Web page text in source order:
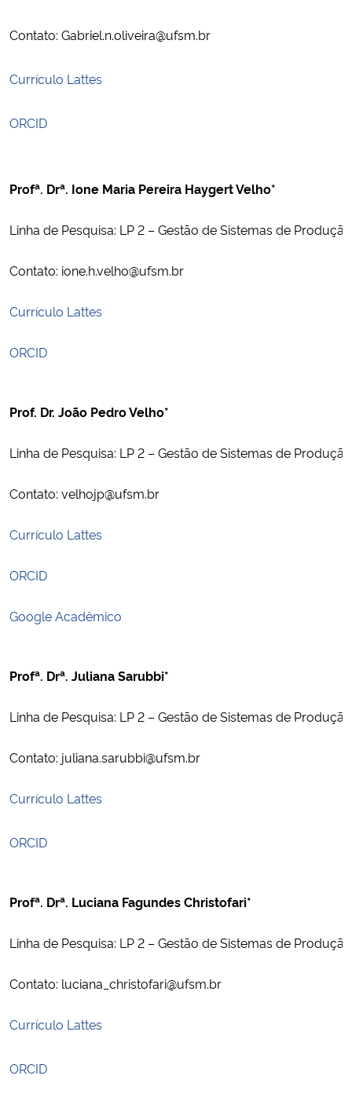
Contato: Gabriel.n.oliveira@ufsm.br
Currículo Lattes
ORCID
Profª. Drª. Ione Maria Pereira Haygert Velho*
Linha de Pesquisa: LP 2 – Gestão de Sistemas de
Contato: ione.h.velho@ufsm.br
Currículo Lattes
ORCID
Prof. Dr. João Pedro Velho*
Linha de Pesquisa: LP 2 – Gestão de Sistemas de
Contato: velhojp@ufsm.br
Currículo Lattes
ORCID
Google Acadêmico
Profª. Drª. Juliana Sarubbi*
Linha de Pesquisa: LP 2 – Gestão de Sistemas de
Contato: juliana.sarubbi@ufsm.br
Currículo Lattes
ORCID
Profª. Drª. Luciana Fagundes Christofari*
Linha de Pesquisa: LP 2 – Gestão de Sistemas de
Contato: luciana_christofari@ufsm.br
Currículo Lattes
ORCID